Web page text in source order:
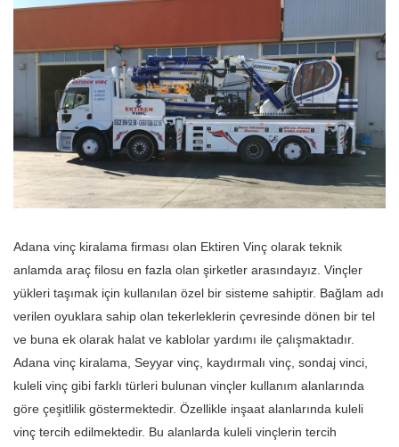
Adana vinç kiralama firması olan Ektiren Vinç olarak teknik
anlamda araç filosu en fazla olan şirketler arasındayız. Vinçler
yükleri taşımak için kullanılan özel bir sisteme sahiptir. Bağlam adı
verilen oyuklara sahip olan tekerleklerin çevresinde dönen bir tel
ve buna ek olarak halat ve kablolar yardımı ile çalışmaktadır.
Adana vinç kiralama, Seyyar vinç, kaydırmalı vinç, sondaj vinci,
kuleli vinç gibi farklı türleri bulunan vinçler kullanım alanlarında
göre çeşitlilik göstermektedir. Özellikle inşaat alanlarında kuleli
vinç tercih edilmektedir. Bu alanlarda kuleli vinçlerin tercih